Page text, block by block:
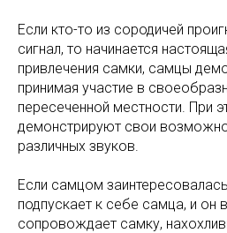
Если кто-то из сородичей
сигнал, то начинается
привлечения самки, самцы
принимая участие в
пересеченной местности. При
демонстрируют свои
различных звуков.
Если самцом
подпускает к себе самца, и он
сопровождает самку,